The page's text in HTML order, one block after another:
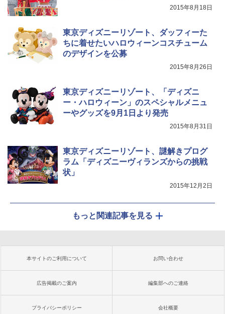
2015年8月18日
東京ディズニーリゾート、ダッフィーた
ちに着せたいハロウィーンコスチューム
のデザインを公募
2015年8月26日
東京ディズニーリゾート、「ディズニ
ー・ハロウィーン」のスペシャルメニュ
ーやグッズを9月1日より発売
2015年8月31日
東京ディズニーリゾート、謎解きプログ
ラム「ディズニーヴィランズからの挑戦
状」
2015年12月2日
もっと関連記事を見る
本サイトのご利用について お問い合わせ
広告掲載のご案内 編集部へのご連絡
プライバシーポリシー 会社概要